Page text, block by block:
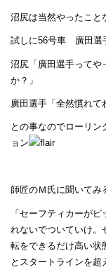
沼尻は当然やったこと
試しに56号車 廣田選
沼尻「廣田選手ってや
か？」
廣田選手「全然慣れて
との事なのでローリ
ョン
師匠のＭ氏に聞いてみ
「セーフティカーが
れないでついていけ。
転をできるだけ高い状
とスタートラインを超